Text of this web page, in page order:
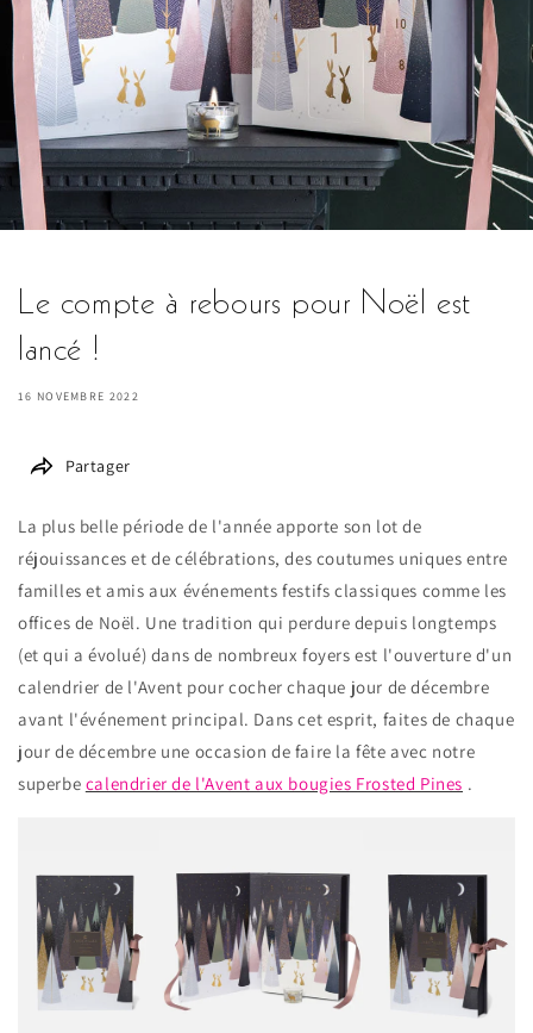
Le compte à rebours pour Noël est
lancé !
16 NOVEMBRE 2022
Partager
La plus belle période de l'année apporte son lot de
réjouissances et de célébrations, des coutumes uniques entre
familles et amis aux événements festifs classiques comme les
offices de Noël. Une tradition qui perdure depuis longtemps
(et qui a évolué) dans de nombreux foyers est l'ouverture d'un
calendrier de l'Avent pour cocher chaque jour de décembre
avant l'événement principal. Dans cet esprit, faites de chaque
jour de décembre une occasion de faire la fête avec notre
superbe calendrier de l'Avent aux bougies Frosted Pines .